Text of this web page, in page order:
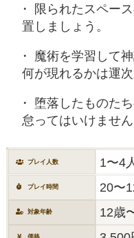
限られたスペー
置しましょう。
魔術を学習して
何が現れるかは運次
堕落したものた
怠ってはいけません
プレイ人数 1〜4
プレイ時間 20〜
対象年齢 12歳
価格